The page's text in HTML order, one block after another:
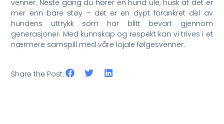
venner. Neste ​gang du hører en hund ⁤ule, husk at det er
mer ⁢enn bare støy – det er en dypt forankret del av
hundens uttrykk som har blitt bevart gjennom
generasjoner. Med kunnskap og‌ respekt kan vi trives⁣ i et
nærmere samspill med våre lojale følgesvenner.
Share the Post: